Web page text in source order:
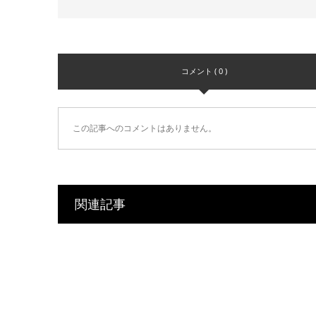
コメント ( 0 )
この記事へのコメントはありません。
関連記事